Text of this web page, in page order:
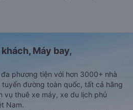
Máy bay,
phương tiện với hơn 3000+ nhà
đường toàn quốc, tất cả hãng
vụ thuê xe máy, xe du lịch phủ
Nam.